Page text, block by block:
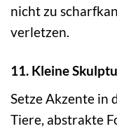
nicht zu
verletzen.
11. Kleine
Setze Akzente in
Tiere, abstrakte